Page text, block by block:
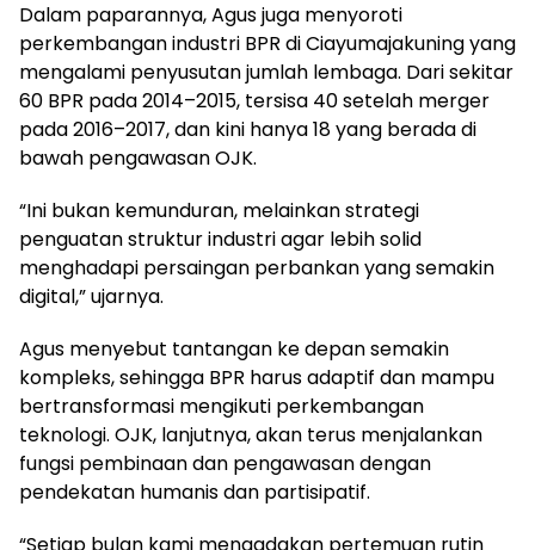
Dalam paparannya, Agus juga menyoroti
perkembangan industri BPR di Ciayumajakuning yang
mengalami penyusutan jumlah lembaga. Dari sekitar
60 BPR pada 2014–2015, tersisa 40 setelah merger
pada 2016–2017, dan kini hanya 18 yang berada di
bawah pengawasan OJK.
“Ini bukan kemunduran, melainkan strategi
penguatan struktur industri agar lebih solid
menghadapi persaingan perbankan yang semakin
digital,” ujarnya.
Agus menyebut tantangan ke depan semakin
kompleks, sehingga BPR harus adaptif dan mampu
bertransformasi mengikuti perkembangan
teknologi. OJK, lanjutnya, akan terus menjalankan
fungsi pembinaan dan pengawasan dengan
pendekatan humanis dan partisipatif.